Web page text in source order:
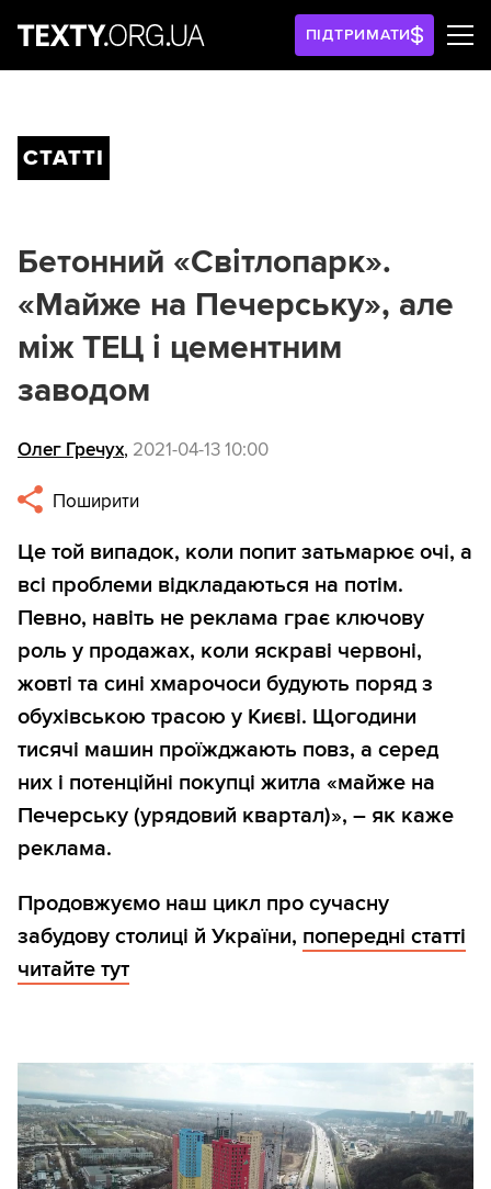
ПІДТРИМАТИ
СТАТТІ
Бетонний «Світлопарк».
«Майже на Печерську», але
між ТЕЦ і цементним
заводом
Олег Гречух, 2021-04-13 10:00
Поширити
Це той випадок, коли попит затьмарює очі, а
всі проблеми відкладаються на потім.
Певно, навіть не реклама грає ключову
роль у продажах, коли яскраві червоні,
жовті та сині хмарочоси будують поряд з
обухівською трасою у Києві. Щогодини
тисячі машин проїжджають повз, а серед
них і потенційні покупці житла «майже на
Печерську (урядовий квартал)», – як каже
реклама.
Продовжуємо наш цикл про сучасну
забудову столиці й України, попередні статті
читайте тут